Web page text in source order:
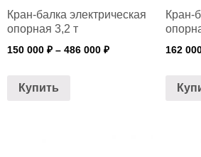
Кран-балка электрическая
опорная 3,2 т
150 000 ₽ – 486 000 ₽
Купить
Кран-
162